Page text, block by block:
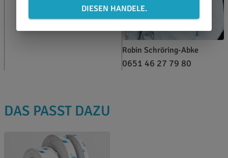
Robin Schröring-Abke
0651 46 27 79 80
DAS PASST DAZU
DIESEN HANDELE.